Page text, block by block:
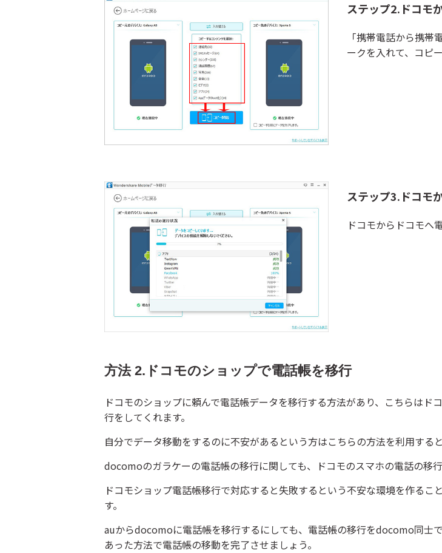
ステップ2.ドコモ
「携帯電話から携
ークを入れて、コピ
ステップ3.ドコモ
ドコモからドコモへ
方法 2.ドコモのショップで電話帳を移行
ドコモのショップに頼んで電話帳データを移行する方法があり、こちらは
行をしてくれます。
自分でデータ移動をするのに不安があるという方はこちらの方法を利用する
docomoのガラケーの電話帳の移行に関しても、ドコモのスマホの電話の移
ドコモショップ電話帳移行で対応すると失敗するという不安な環境を作る
す。
auからdocomoに電話帳を移行するにしても、電話帳の移行をdocomo同士
あった方法で電話帳の移動を完了させましょう。